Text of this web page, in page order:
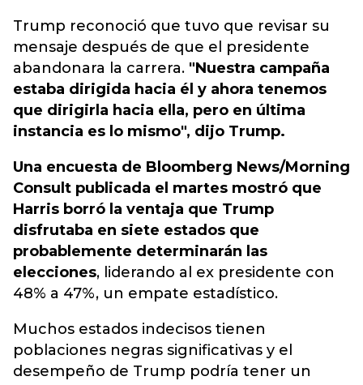
Trump reconoció que tuvo que revisar su
mensaje después de que el presidente
abandonara la carrera. "Nuestra campaña
estaba dirigida hacia él y ahora tenemos
que dirigirla hacia ella, pero en última
instancia es lo mismo", dijo Trump.
Una encuesta de Bloomberg News/Morning
Consult publicada el martes mostró que
Harris borró la ventaja que Trump
disfrutaba en siete estados que
probablemente determinarán las
elecciones, liderando al ex presidente con
48% a 47%, un empate estadístico.
Muchos estados indecisos tienen
poblaciones negras significativas y el
desempeño de Trump podría tener un